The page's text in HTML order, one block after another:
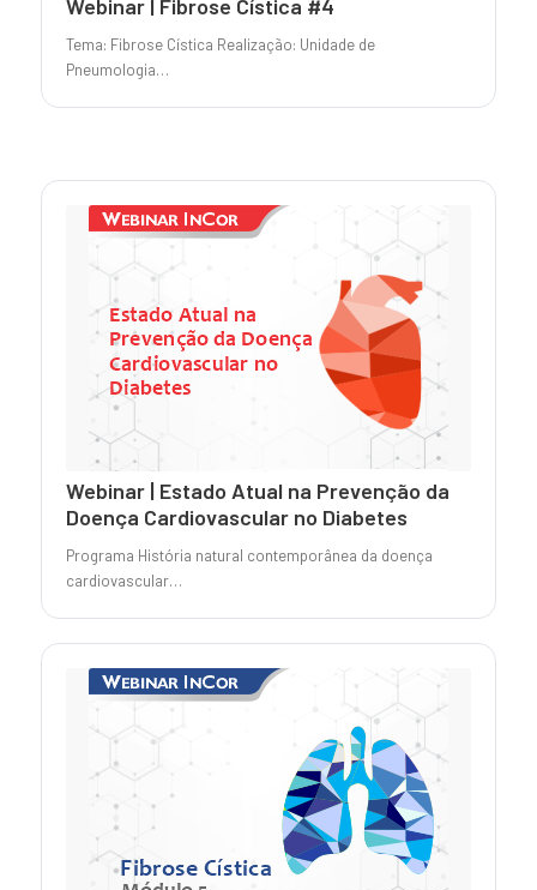
Webinar | Fibrose Cística #4
Tema: Fibrose Cística Realização: Unidade de
Pneumologia…
Webinar | Estado Atual na Prevenção da
Doença Cardiovascular no Diabetes
Programa História natural contemporânea da doença
cardiovascular…